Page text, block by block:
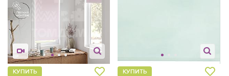
КУПИТЬ КУПИТЬ